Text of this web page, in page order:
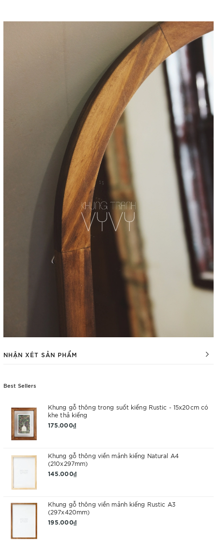
NHẬN XÉT SẢN PHẨM
Best Sellers
Khung gỗ thông trong suốt kiếng Rustic - 15x20cm có
khe thả kiếng
175.000₫
Khung gỗ thông viền mảnh kiếng Natural A4
(210x297mm)
145.000₫
Khung gỗ thông viền mảnh kiếng Rustic A3
(297x420mm)
195.000₫